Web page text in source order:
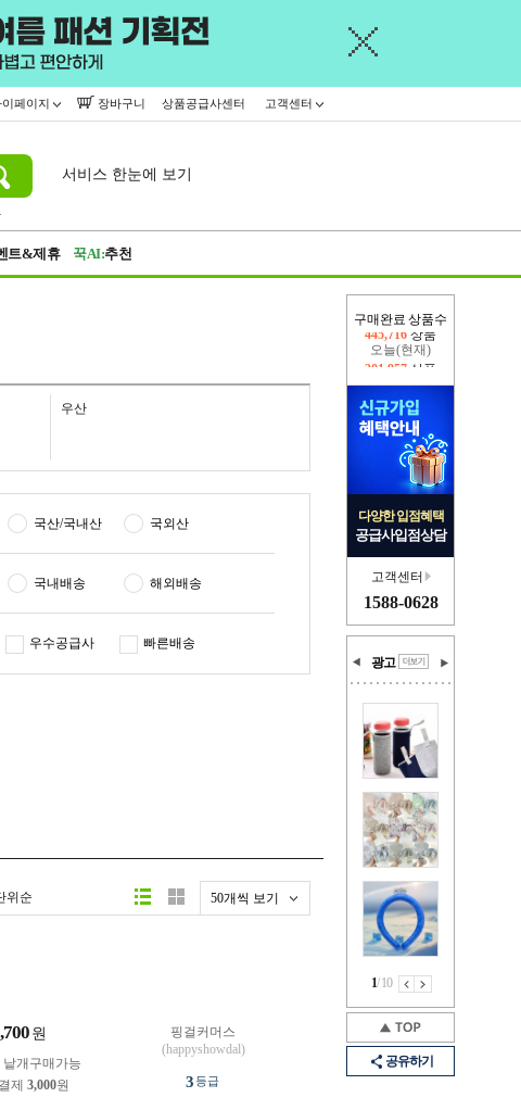
이페이지 장바구니 상품공급사센터 고객센터
서비스 한눈에 보기
트&제휴 꾹AI:추천
구매완료 상품수
오늘(현재)
201,957상품
다양한 입점혜택
공급사입점상담
고객센터
1588-0628
광고
1/10
공유하기
우산
국산/국내산 국외산
국내배송 해외배송
우수공급사 빠른배송
위순 50개씩 보기
원
낱개구매가능
제 3,000원
핑걸커머스
(happyshowdal)
3등급